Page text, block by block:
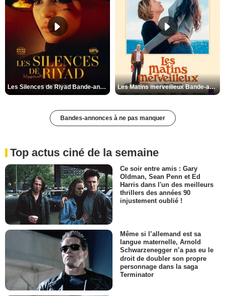
Les Silences de Riyad Bande-annonce VO STFR Les Matins merveilleux Bande-annonce VF
Bandes-annonces à ne pas manquer
Top actus ciné de la semaine
Ce soir entre amis : Gary
Oldman, Sean Penn et Ed
Harris dans l'un des meilleurs
thrillers des années 90
injustement oublié !
Même si l’allemand est sa
langue maternelle, Arnold
Schwarzenegger n’a pas eu le
droit de doubler son propre
personnage dans la saga
Terminator